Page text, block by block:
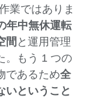
業ではありま
年中無休運転
間 と運用管理
。もう 1 つの
であるため全
いということ